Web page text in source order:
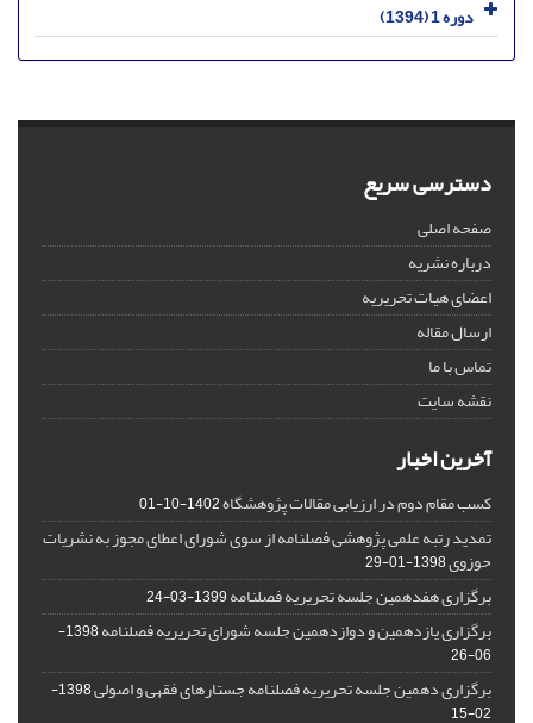
دوره 1 (1394)
دسترسی سریع
صفحه اصلی
درباره نشریه
اعضای هیات تحریریه
ارسال مقاله
تماس با ما
نقشه سایت
آخرین اخبار
کسب مقام دوم در ارزیابی مقالات پژوهشگاه1402-10-01
تمدید رتبه علمی پژوهشی فصلنامه از سوی شورای اعطای مجوز به نشریات
حوزوی1398-01-29
برگزاری هفدهمین جلسه تحریریه فصلنامه1399-03-24
برگزاری یازدهمین و دوازدهمین جلسه شورای تحریریه فصلنامه
1398-
06-26
برگزاری دهمین جلسه تحریریه فصلنامه جستارهای فقهی و اصولی
1398-
02-15